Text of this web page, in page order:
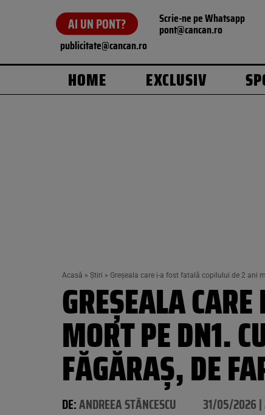
AI UN PONT? Scrie-ne pe Whatsapp
pont@cancan.ro
publicitate@cancan.ro
HOME EXCLUSIV
Acasă » Știri » Greșeala care i-a fost fatală copilului de 2 ani
GREȘEALA
MORT PE DN1.
FĂGĂRAȘ, DE
DE:ANDREEA STĂNCESCU 31/05/2026 |